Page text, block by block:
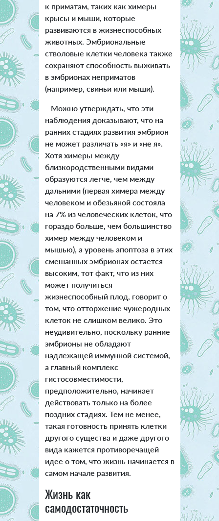
к приматам, таких как химеры
крысы и мыши, которые
развиваются в жизнеспособных
животных. Эмбриональные
стволовые клетки человека также
сохраняют способность выживать
в эмбрионах неприматов
(например, свиньи или мыши).
Можно утверждать, что эти
наблюдения доказывают, что на
ранних стадиях развития эмбрион
не может различать «я» и «не я».
Хотя химеры между
близкородственными видами
образуются легче, чем между
дальними (первая химера между
человеком и обезьяной состояла
на 7% из человеческих клеток, что
гораздо больше, чем большинство
химер между человеком и
мышью), а уровень апоптоза в этих
смешанных эмбрионах остается
высоким, тот факт, что из них
может получиться
жизнеспособный плод, говорит о
том, что отторжение чужеродных
клеток не слишком велико. Это
неудивительно, поскольку ранние
эмбрионы не обладают
надлежащей иммунной системой,
а главный комплекс
гистосовместимости,
предположительно, начинает
действовать только на более
поздних стадиях. Тем не менее,
такая готовность принять клетки
другого существа и даже другого
вида кажется противоречащей
идее о том, что жизнь начинается в
самом начале развития.
Жизнь как
самодостаточность